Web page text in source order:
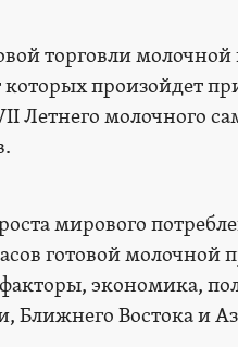
торговли
произойдет
Летнего молочного
мирового
готовой
экономика,
Ближнего Востока и